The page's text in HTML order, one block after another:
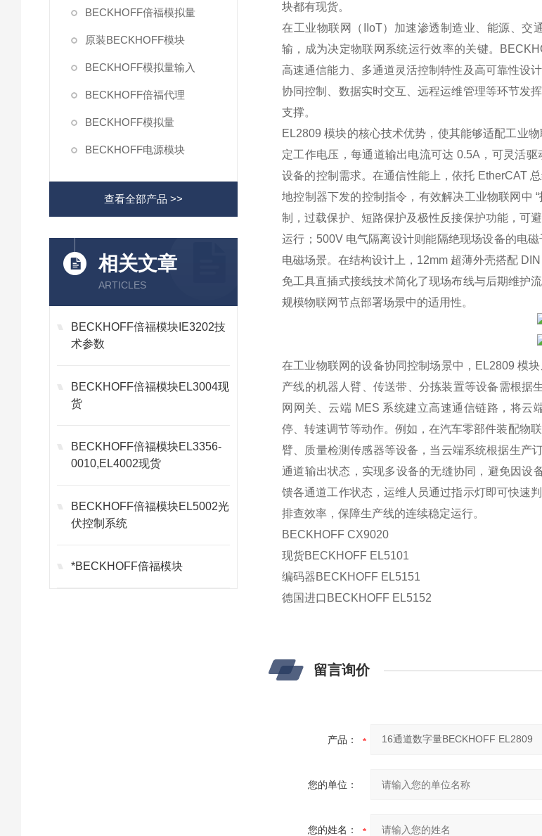
BECKHOFF倍福模拟量
原装BECKHOFF模块
BECKHOFF模拟量输入
BECKHOFF倍福代理
BECKHOFF模拟量
BECKHOFF电源模块
查看全部产品 >>
相关文章
ARTICLES
BECKHOFF倍福模块IE3202技
术参数
BECKHOFF倍福模块EL3004现
货
BECKHOFF倍福模块EL3356-
0010,EL4002现货
BECKHOFF倍福模块EL5002光
伏控制系统
*BECKHOFF倍福模块
块都有现货。
在工业物联网（IIoT）加速渗透制造业、能源、交
输，成为决定物联网系统运行效率的关键。
高速通信能力、多通道灵活控制特性及高可靠性设
协同控制、数据实时交互、远程运维管理等环节发
支撑。
EL2809 模块的核心技术优势，使其能够适配工业
定工作电压，每通道输出电流可达 0.5A，可灵活
设备的控制需求。在通信性能上，依托 EtherCAT
地控制器下发的控制指令，有效解决工业物联网中
制，过载保护、短路保护及极性反接保护功能，可
运行；500V 电气隔离设计则能隔绝现场设备的电
电磁场景。在结构设计上，12mm 超薄外壳搭配
免工具直插式接线技术简化了现场布线与后期维护
规模物联网节点部署场景中的适用性。
在工业物联网的设备协同控制场景中，EL2809 模
产线的机器人臂、传送带、分拣装置等设备需根据
网网关、云端 MES 系统建立高速通信链路，将
停、转速调节等动作。例如，在汽车零部件装配物
臂、质量检测传感器等设备，当云端系统根据生产
通道输出状态，实现多设备的无缝协同，避免因设
馈各通道工作状态，运维人员通过指示灯即可快速
排查效率，保障生产线的连续稳定运行。
BECKHOFF CX9020
现货BECKHOFF EL5101
编码器BECKHOFF EL5151
德国进口BECKHOFF EL5152
留言询价
产品：
您的单位：
您的姓名：